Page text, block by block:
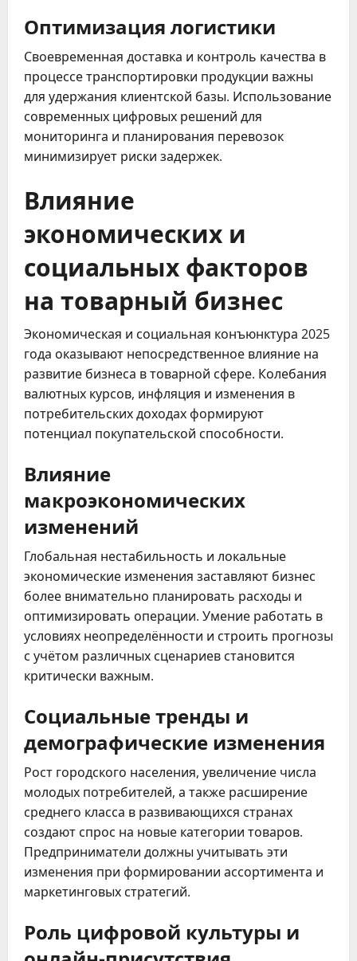
Оптимизация логистики
Своевременная доставка и контроль качества в
процессе транспортировки продукции важны
для удержания клиентской базы. Использование
современных цифровых решений для
мониторинга и планирования перевозок
минимизирует риски задержек.
Влияние
экономических и
социальных факторов
на товарный бизнес
Экономическая и социальная конъюнктура 2025
года оказывают непосредственное влияние на
развитие бизнеса в товарной сфере. Колебания
валютных курсов, инфляция и изменения в
потребительских доходах формируют
потенциал покупательской способности.
Влияние
макроэкономических
изменений
Глобальная нестабильность и локальные
экономические изменения заставляют бизнес
более внимательно планировать расходы и
оптимизировать операции. Умение работать в
условиях неопределённости и строить прогнозы
с учётом различных сценариев становится
критически важным.
Социальные тренды и
демографические изменения
Рост городского населения, увеличение числа
молодых потребителей, а также расширение
среднего класса в развивающихся странах
создают спрос на новые категории товаров.
Предприниматели должны учитывать эти
изменения при формировании ассортимента и
маркетинговых стратегий.
Роль цифровой культуры и